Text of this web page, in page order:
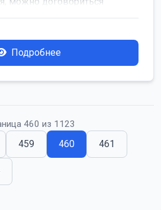
Подробнее
460 из 1123
459 460 461